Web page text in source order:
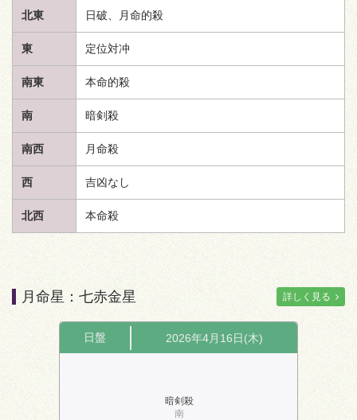
北東 日破、月命的殺
東 定位対冲
南東 本命的殺
南 暗剣殺
南西 月命殺
西 吉凶なし
北西 本命殺
月命星：七赤金星 詳しく見る
日盤 2026年4月16日(木)
暗剣殺
南